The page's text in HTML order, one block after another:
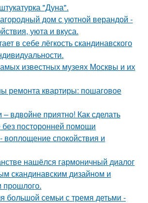
"Дуна".
дом с уютной верандой -
уюта и вкуса.
в себе лёгкость скандинавского
известных музеях Москвы и их
ремонта квартиры: пошаговое
вдвойне приятно! Как сделать
без посторонней помощи
воплощение спокойствия и
нашёлся гармоничный диалог
скандинавским дизайном и
прошлого.
большой семьи с тремя детьми -